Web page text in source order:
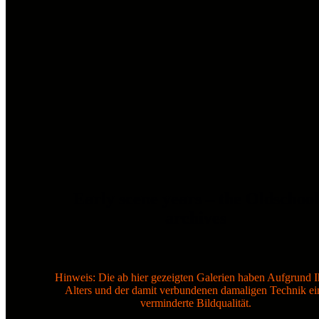
Hinweis: Die ab hier gezeigten Galerien haben Aufgrund
Alters und der damit verbundenen damaligen Technik
verminderte Bildqualität.